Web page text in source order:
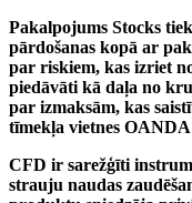
Pakalpojums Stocks
pārdošanas kopā ar
par riskiem, kas izriet
piedāvāti kā daļa no
par izmaksām, kas
tīmekļa vietnes
CFD ir sarežģīti
strauju naudas